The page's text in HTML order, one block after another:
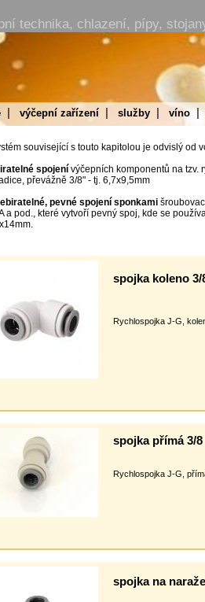
technika, chlazení, pípy,
| výčepní zařízení| služby| víno|
související s touto kapitolou je odvislý od
spojenívýčepních komponentů na tzv.
převážně 3/8" - tj. 6,7x9,5mm
pevné spojení sponkami
a pod., které vytvoří pevný spoj, kde se
spojka koleno 3/
Rychlospojka J-G,
spojka přímá 3/8
Rychlospojka J-G,
spojka na